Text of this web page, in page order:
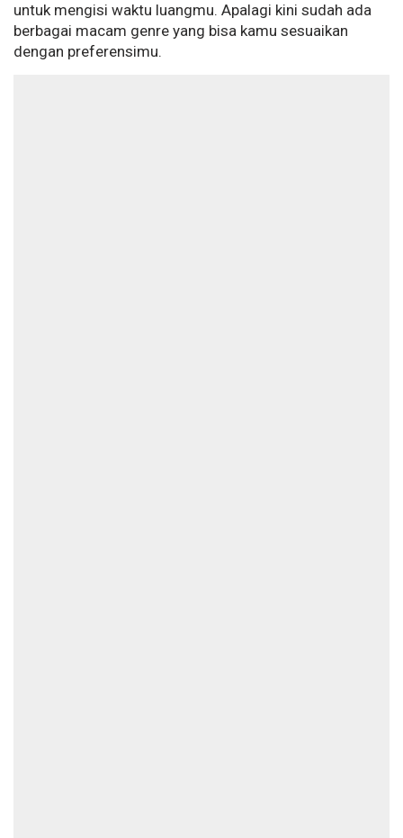
untuk mengisi waktu luangmu. Apalagi kini sudah ada
berbagai macam genre yang bisa kamu sesuaikan
dengan preferensimu.